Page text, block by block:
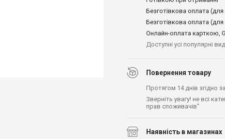
Безготівкова оплата
Безготівкова оплата
Онлайн-оплата карткою,
Доступні усі популярні
Повернення товару
Протягом 14 днів згідно
Зверніть увагу! не всі
прав споживачів"
Наявність в магазинах